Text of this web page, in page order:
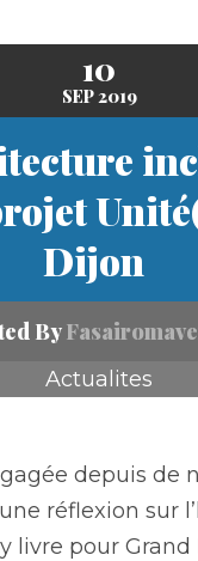
10
SEP2019
Dijon
By
Actualites
depuis de
réflexion sur
livre pour Grand